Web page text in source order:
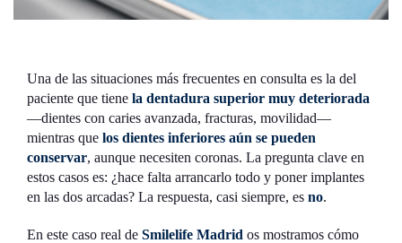
Una de las situaciones más frecuentes en consulta es la del
paciente que tiene la dentadura superior muy deteriorada
—dientes con caries avanzada, fracturas, movilidad—
mientras que los dientes inferiores aún se pueden
conservar, aunque necesiten coronas. La pregunta clave en
estos casos es: ¿hace falta arrancarlo todo y poner implantes
en las dos arcadas? La respuesta, casi siempre, es no.
En este caso real de Smilelife Madrid os mostramos cómo